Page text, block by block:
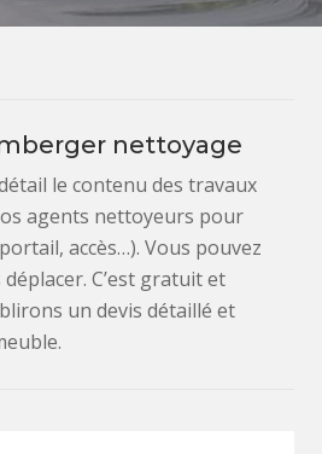
nettoyage
le contenu des travaux
agents nettoyeurs pour
accès…). Vous pouvez
C’est gratuit et
un devis détaillé et